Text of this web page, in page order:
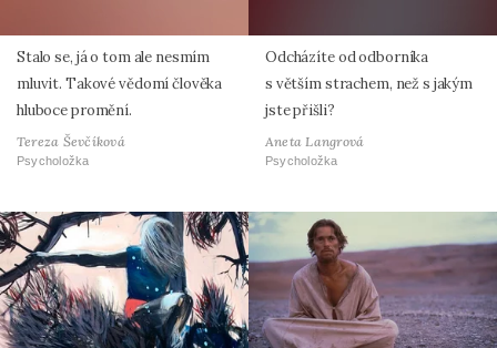
Stalo se, já o tom ale nesmím
mluvit. Takové vědomí člověka
hluboce promění.
Tereza Ševčíková
Psycholožka
Odcházíte od odborníka
s větším strachem, než s jakým
jste přišli?
Aneta Langrová
Psycholožka